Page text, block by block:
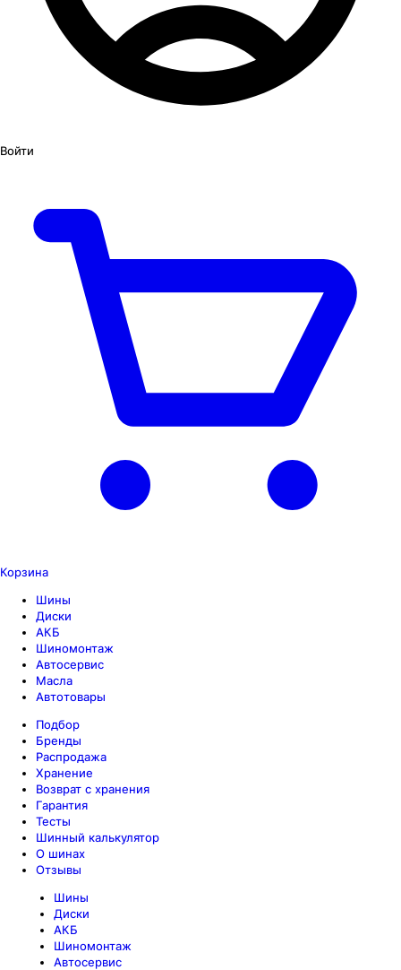
Войти
Корзина
Шины
Диски
АКБ
Шиномонтаж
Автосервис
Масла
Автотовары
Подбор
Бренды
Распродажа
Хранение
Возврат с хранения
Гарантия
Тесты
Шинный калькулятор
О шинах
Отзывы
Шины
Диски
АКБ
Шиномонтаж
Автосервис